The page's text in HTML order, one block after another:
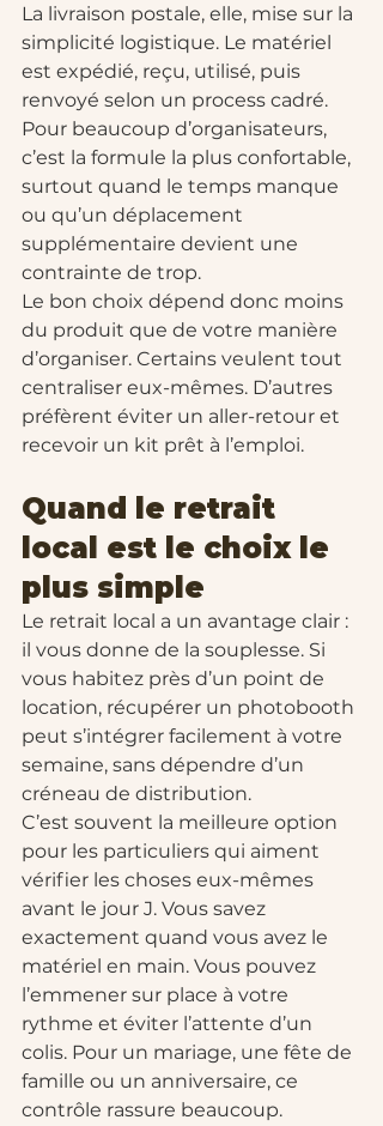
La livraison postale, elle, mise sur la
simplicité logistique. Le matériel
est expédié, reçu, utilisé, puis
renvoyé selon un process cadré.
Pour beaucoup d’organisateurs,
c’est la formule la plus confortable,
surtout quand le temps manque
ou qu’un déplacement
supplémentaire devient une
contrainte de trop.
Le bon choix dépend donc moins
du produit que de votre manière
d’organiser. Certains veulent tout
centraliser eux-mêmes. D’autres
préfèrent éviter un aller-retour et
recevoir un kit prêt à l’emploi.
Quand le retrait
local est le choix le
plus simple
Le retrait local a un avantage clair :
il vous donne de la souplesse. Si
vous habitez près d’un point de
location, récupérer un photobooth
peut s’intégrer facilement à votre
semaine, sans dépendre d’un
créneau de distribution.
C’est souvent la meilleure option
pour les particuliers qui aiment
vérifier les choses eux-mêmes
avant le jour J. Vous savez
exactement quand vous avez le
matériel en main. Vous pouvez
l’emmener sur place à votre
rythme et éviter l’attente d’un
colis. Pour un mariage, une fête de
famille ou un anniversaire, ce
contrôle rassure beaucoup.